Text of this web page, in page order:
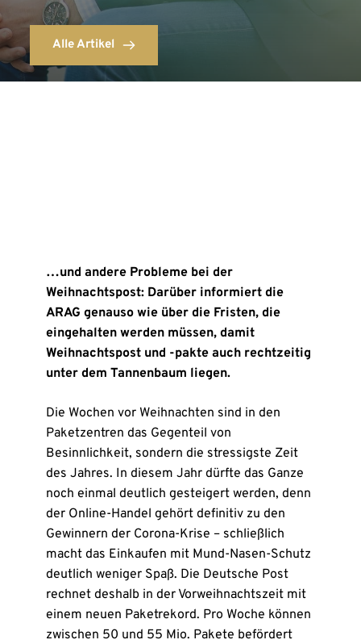
Alle Artikel
…und andere Probleme bei der
Weihnachtspost: Darüber informiert die
ARAG genauso wie über die Fristen, die
eingehalten werden müssen, damit
Weihnachtspost und -pakte auch rechtzeitig
unter dem Tannenbaum liegen.
Die Wochen vor Weihnachten sind in den
Paketzentren das Gegenteil von
Besinnlichkeit, sondern die stressigste Zeit
des Jahres. In diesem Jahr dürfte das Ganze
noch einmal deutlich gesteigert werden, denn
der Online-Handel gehört definitiv zu den
Gewinnern der Corona-Krise – schließlich
macht das Einkaufen mit Mund-Nasen-Schutz
deutlich weniger Spaß. Die Deutsche Post
rechnet deshalb in der Vorweihnachtszeit mit
einem neuen Paketrekord. Pro Woche können
zwischen 50 und 55 Mio. Pakete befördert